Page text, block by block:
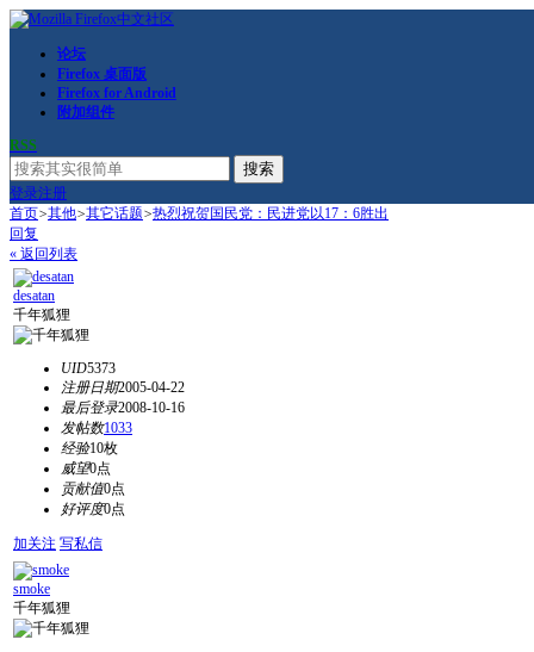
论坛
Firefox 桌面版
Firefox for Android
附加组件
RSS
搜索
登录注册
首页>其他>其它话题>热烈祝贺国民党：民进党以17：6胜出
回复
« 返回列表
desatan
千年狐狸
UID5373
注册日期2005-04-22
最后登录2008-10-16
发帖数1033
经验10枚
威望0点
贡献值0点
好评度0点
加关注 写私信
smoke
千年狐狸